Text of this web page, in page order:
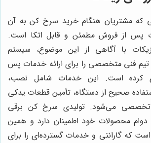
که مشتریان هنگام خرید سرخ کن به آن
پس از فروش مطمئن و قابل اتکا است.
زیکات با آگاهی از این موضوع، سیستم
تیم فنی متخصصی را برای ارائه خدمات پس
کرده است. این خدمات شامل نصب،
صحیح از دستگاه، تأمین قطعات یدکی
تخصصی می‌شود. تولیدی سرخ کن برقی
محصولات خود اطمینان دارد و همین
که گارانتی و خدمات گسترده‌ای را برای